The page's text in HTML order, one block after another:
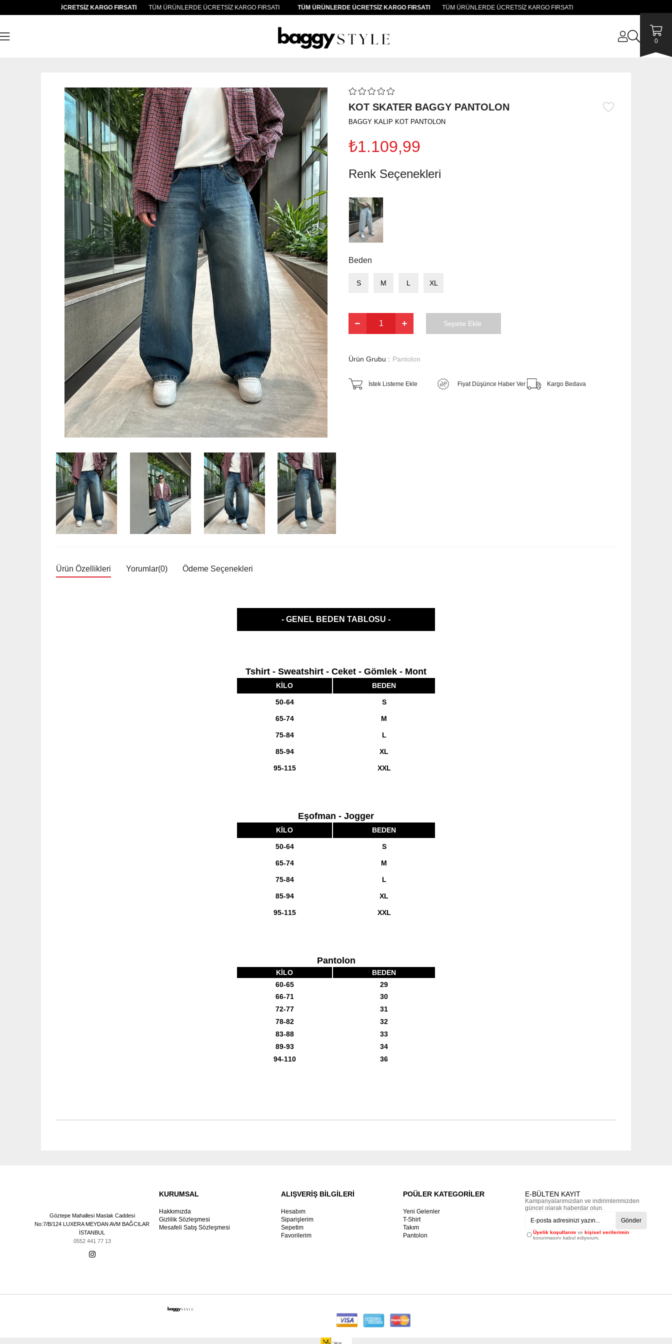
ÜRÜNLERDE ÜCRETSİZ KARGO FIRSATI TÜM ÜRÜNLERDE ÜCRETSİZ KARGO FIRSATI TÜM ÜRÜNLERDE ÜCRETSİZ KARGO FIRSATI TÜM ÜRÜNLERDE ÜCRETSİZ KARGO FIRSATI
0
KOT SKATER BAGGY PANTOLON
BAGGY KALIP KOT PANTOLON
₺1.109,99
Renk Seçenekleri
Beden
S M L XL
Ürün Grubu : Pantolon
İstek Listeme Ekle Fiyat Düşünce Haber Ver Kargo Bedava
Ürün Özellikleri Yorumlar(0) Ödeme Seçenekleri
- GENEL BEDEN TABLOSU -
Tshirt - Sweatshirt - Ceket - Gömlek - Mont
KİLO BEDEN
50-64 S
65-74 M
75-84 L
85-94 XL
95-115 XXL
Eşofman - Jogger
KİLO BEDEN
50-64 S
65-74 M
75-84 L
85-94 XL
95-115 XXL
Pantolon
KİLO
BEDEN
60-65
29
66-71
30
72-77
31
78-82
32
83-88
33
89-93
34
94-110
36
Göztepe Mahallesi Maslak Caddesi
No:7/B/124 LUXERA MEYDAN AVM BAĞCILAR
İSTANBUL
0552 441 77 13
KURUMSAL
Hakkımızda
Gizlilik Sözleşmesi
Mesafeli Satış Sözleşmesi
ALIŞVERİŞ BİLGİLERİ
Hesabım
Siparişlerim
Sepetim
Favorilerim
POÜLER KATEGORİLER
Yeni Gelenler
T-Shirt
Takım
Pantolon
E-BÜLTEN KAYIT
Kampanyalarımızdan ve indirimlerimizden
güncel olarak haberdar olun.
Gönder
Üyelik koşullarını vekişisel verilerimin
korunmasını kabul ediyorum.